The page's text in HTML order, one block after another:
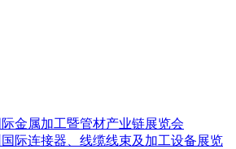
金属加工暨管材产业链展览会
国际连接器、线缆线束及加工设备展览